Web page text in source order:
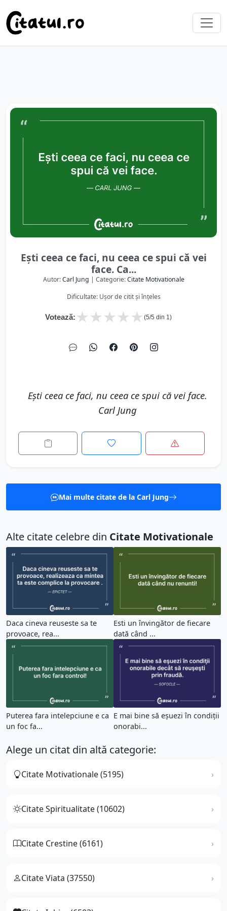
Ești ceea ce faci, nu ceea ce spui că vei
face. Ca...
Autor:Carl Jung | Categorie:Citate Motivationale
Dificultate: Ușor de citit și înțeles
Votează: ★
★
★
★
★ (5/5 din 1)
Ești ceea ce faci, nu ceea ce spui că vei face.
Carl Jung
Mai multe citate de la Carl Jung
Alte citate celebre din Citate Motivationale
Daca cineva reuseste sa te
provoace, rea...
Esti un învingător de fiecare
dată când ...
Puterea fara intelepciune e ca
un foc fa...
E mai bine să eşuezi în condiţii
onorabi...
Alege un citat din altă categorie:
Citate Motivationale (5195)
Citate Spiritualitate (10602)
Citate Crestine (6161)
Citate Viata (37550)